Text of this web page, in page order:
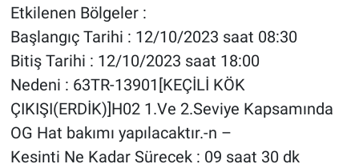
Etkilenen Bölgeler :
Başlangıç Tarihi : 12/10/2023 saat 08:30
Bitiş Tarihi : 12/10/2023 saat 18:00
Nedeni : 63TR-13901[KEÇİLİ KÖK
ÇIKIŞI(ERDİK)]H02 1.Ve 2.Seviye Kapsamında
OG Hat bakımı yapılacaktır.-n –
Kesinti Ne Kadar Sürecek : 09 saat 30 dk